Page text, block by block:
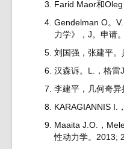
Farid Maor和
Gendelman O。
力学》，J。申请
刘国强，张建平
汉森诉。L.，格雷J
李建平，几何奇
KARAGIANNIS I.
Maaita J.O.，
性动力学。2013;